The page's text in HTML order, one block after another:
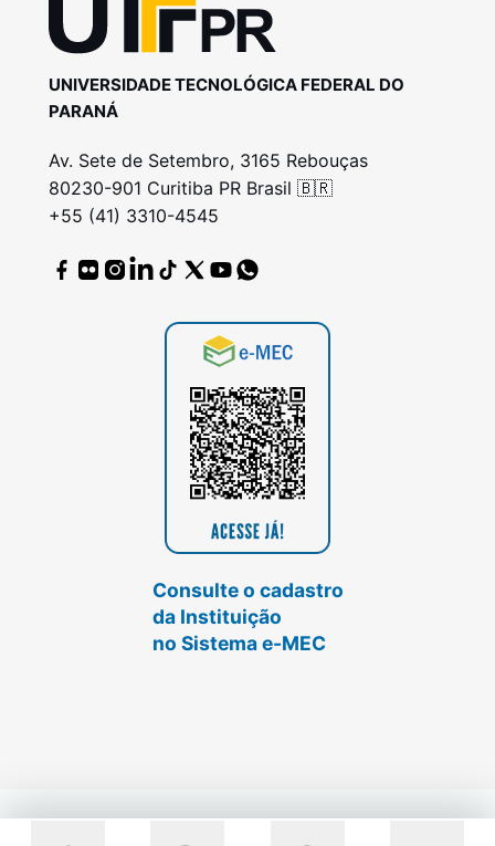
UNIVERSIDADE TECNOLÓGICA FEDERAL DO
PARANÁ
Av. Sete de Setembro, 3165 Rebouças
80230-901 Curitiba PR Brasil 🇧🇷
+55 (41) 3310-4545
Consulte o cadastro
da Instituição
no Sistema e-MEC